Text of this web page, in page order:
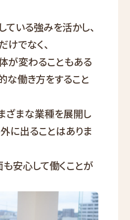
いる強みを活かし、
でなく、
が変わることもある
な働き方をすること
ざまな業種を展開し
に出ることはありま
安心して働くことが